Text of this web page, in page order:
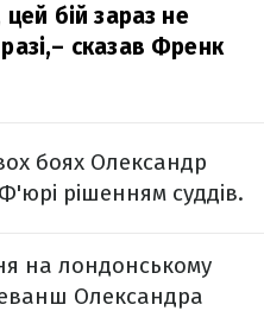
бій зараз не
– сказав Френк
боях Олександр
рішенням суддів.
на лондонському
Олександра